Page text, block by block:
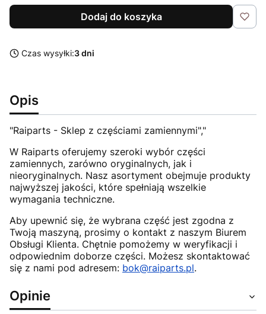
Dodaj do koszyka
Czas wysyłki:3 dni
Opis
"Raiparts - Sklep z częściami zamiennymi","
W Raiparts oferujemy szeroki wybór części
zamiennych, zarówno oryginalnych, jak i
nieoryginalnych. Nasz asortyment obejmuje produkty
najwyższej jakości, które spełniają wszelkie
wymagania techniczne.
Aby upewnić się, że wybrana część jest zgodna z
Twoją maszyną, prosimy o kontakt z naszym Biurem
Obsługi Klienta. Chętnie pomożemy w weryfikacji i
odpowiednim doborze części. Możesz skontaktować
się z nami pod adresem: bok@raiparts.pl.
Opinie